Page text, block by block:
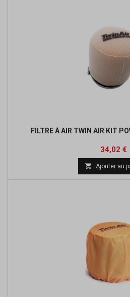
FILTRE À AIR TWIN AIR KIT
Prix
34,02 €
 Ajouter au